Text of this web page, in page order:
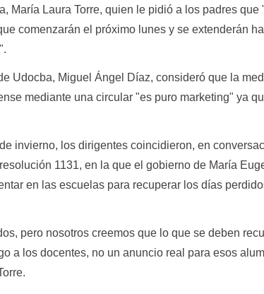
María Laura Torre, quien le pidió a los padres que
comenzarán el próximo lunes y se extenderán
Udocba, Miguel Ángel Díaz, consideró que la
mediante una circular "es puro marketing" ya
invierno, los dirigentes coincidieron, en
1131, en la que el gobierno de María
en las escuelas para recuperar los días
pero nosotros creemos que lo que se deben
a los docentes, no un anuncio real para esos